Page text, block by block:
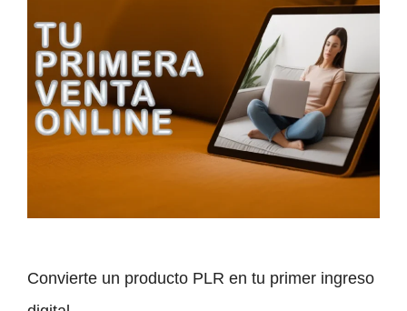
Convierte un producto PLR en tu primer ingreso